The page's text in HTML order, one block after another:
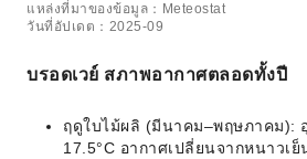
แหล่งที่มาของข้อมูล：Meteostat
วันที่อัปเดต：2025-09
บรอดเวย์ สภาพอากาศตลอดทั้งปี
ฤดูใบไม้ผลิ (มีนาคม–พฤษภาคม):
17.5°C อากาศเปลี่ยนจากหนาวเ